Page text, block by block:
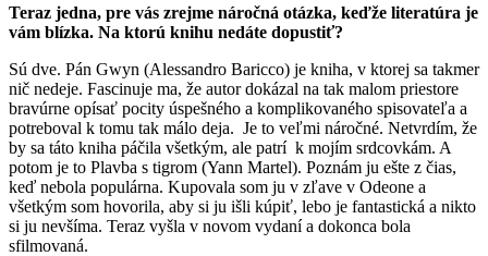
Teraz jedna, pre vás zrejme náročná otázka, keďže literatúra je
vám blízka. Na ktorú knihu nedáte dopustiť?
Sú dve. Pán Gwyn (Alessandro Baricco) je kniha, v ktorej sa takmer
nič nedeje. Fascinuje ma, že autor dokázal na tak malom priestore
bravúrne opísať pocity úspešného a komplikovaného spisovateľa a
potreboval k tomu tak málo deja. Je to veľmi náročné. Netvrdím, že
by sa táto kniha páčila všetkým, ale patrí k mojím srdcovkám. A
potom je to Plavba s tigrom (Yann Martel). Poznám ju ešte z čias,
keď nebola populárna. Kupovala som ju v zľave v Odeone a
všetkým som hovorila, aby si ju išli kúpiť, lebo je fantastická a nikto
si ju nevšíma. Teraz vyšla v novom vydaní a dokonca bola
sfilmovaná.